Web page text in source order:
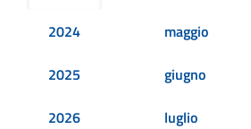
2024
2025
2026
maggio
giugno
luglio